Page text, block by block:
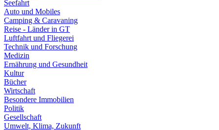
Seefahrt
Auto und Mobiles
Camping & Caravaning
Reise - Länder in GT
Luftfahrt und Fliegerei
Technik und Forschung
Medizin
Ernährung und Gesundheit
Kultur
Bücher
Wirtschaft
Besondere Immobilien
Politik
Gesellschaft
Umwelt, Klima, Zukunft